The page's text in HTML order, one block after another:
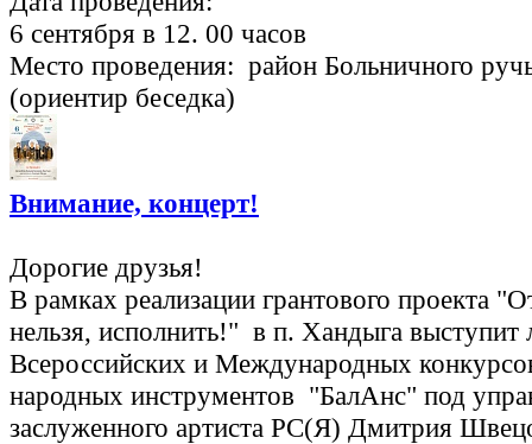
6 сентября в 12. 00 часов
Место проведения: район Больничного
(ориентир беседка)
Внимание, концерт!
Дорогие друзья!
В рамках реализации грантового проекта
нельзя, исполнить!" в п. Хандыга выступит
Всероссийских и Международных
народных инструментов "БалАнс" под
заслуженного артиста РС(Я) Дмитрия